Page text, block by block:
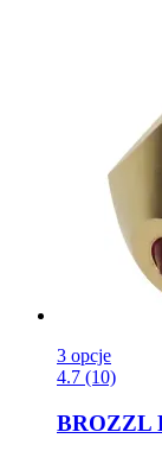
3 opcje
4.7 (10)
BROZZL